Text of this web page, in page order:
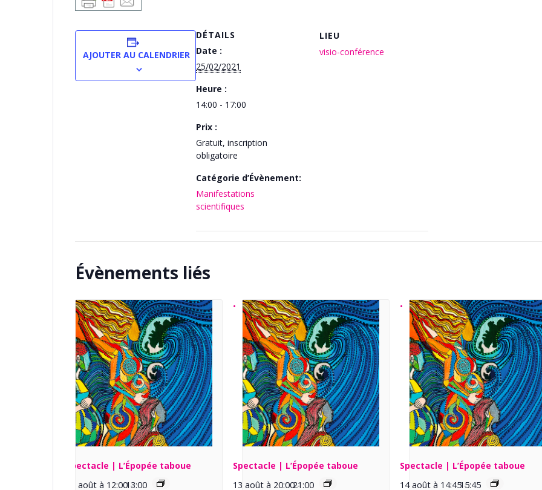
AJOUTER AU CALENDRIER
DÉTAILS
Date :
25/02/2021
Heure :
14:00 - 17:00
Prix :
Gratuit, inscription
obligatoire
Catégorie d’Évènement:
Manifestations
scientifiques
LIEU
visio-conférence
Évènements liés
Spectacle | L’Épopée taboue
13 août à 12:00 -
13:00
Spectacle | L’Épopée taboue
13 août à 20:00 -
21:00
Spectacle | L’Épopée taboue
14 août à 14:45 -
15:45